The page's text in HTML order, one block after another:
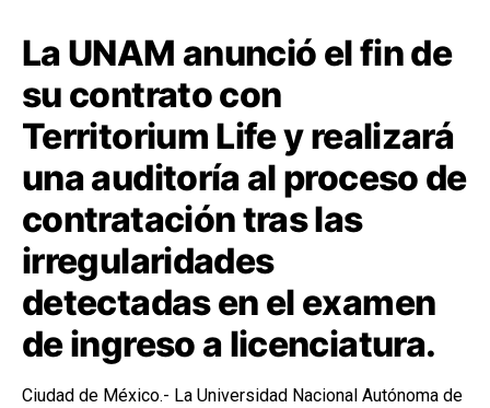
La UNAM anunció el fin de
su contrato con
Territorium Life y realizará
una auditoría al proceso de
contratación tras las
irregularidades
detectadas en el examen
de ingreso a licenciatura.
Ciudad de México.- La Universidad Nacional Autónoma de